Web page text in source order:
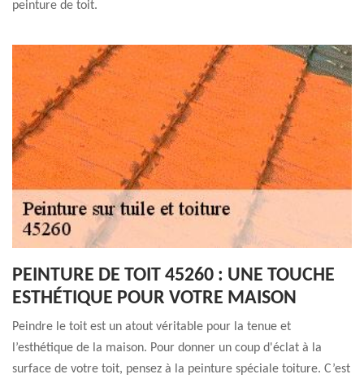
peinture de toit.
PEINTURE DE TOIT 45260 : UNE TOUCHE
ESTHÉTIQUE POUR VOTRE MAISON
Peindre le toit est un atout véritable pour la tenue et
l’esthétique de la maison. Pour donner un coup d'éclat à la
surface de votre toit, pensez à la peinture spéciale toiture. C’est